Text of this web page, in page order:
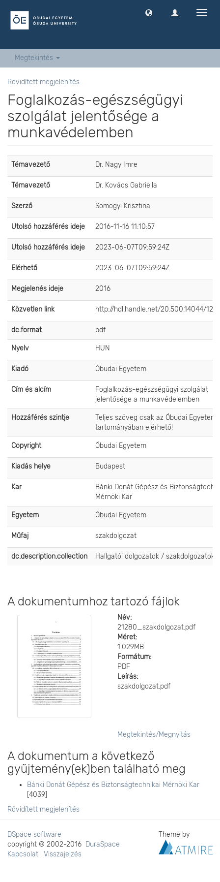
Megtekintés
Rövidített megjelenítés
Foglalkozás-egészségügyi
szolgálat jelentősége a
munkavédelemben
Témavezető Dr. Nagy Imre
Témavezető Dr. Kovács Gabriella
Szerző Somogyi Krisztina
Utolsó hozzáférés ideje 2016-11-16 11:10:57
Utolsó hozzáférés ideje 2023-06-07T09:59:24Z
Elérhető 2023-06-07T09:59:24Z
Megjelenés ideje 2016
Közvetlen link http://hdl.handle.net/20.500.14044/
dc.format pdf
Nyelv HUN
Kiadó Óbudai Egyetem
Cím és alcím
Foglalkozás-egészségügyi szolgálat
jelentősége a munkavédelemben
Hozzáférés szintje
Teljes szöveg csak az Óbudai Egyetem
tartományában elérhető!
Copyright Óbudai Egyetem
Kiadás helye Budapest
Kar
Bánki Donát Gépész és
Mérnöki Kar
Egyetem Óbudai Egyetem
Műfaj szakdolgozat
dc.description.collection Hallgatói dolgozatok / szakdolgozatok
A dokumentumhoz tartozó fájlok
Név:
21280_szakdolgozat.pdf
Méret:
1.029MB
Formátum:
PDF
Leírás:
szakdolgozat.pdf
Megtekintés/Megnyitás
A dokumentum a következő
gyűjtemény(ek)ben található meg
Bánki Donát Gépész és Biztonságtechnikai Mérnöki Kar
[4039]
Rövidített megjelenítés
DSpace software
copyright © 2002-2016 DuraSpace
Kapcsolat
Visszajelzés
Theme by